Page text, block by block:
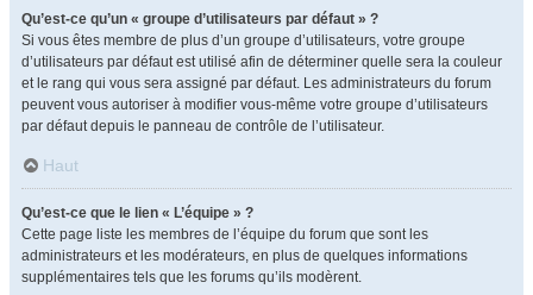
Qu’est-ce qu’un « groupe d’utilisateurs par défaut » ?
Si vous êtes membre de plus d’un groupe d’utilisateurs, votre groupe
d’utilisateurs par défaut est utilisé afin de déterminer quelle sera la couleur
et le rang qui vous sera assigné par défaut. Les administrateurs du forum
peuvent vous autoriser à modifier vous-même votre groupe d’utilisateurs
par défaut depuis le panneau de contrôle de l’utilisateur.
Haut
Qu’est-ce que le lien « L’équipe » ?
Cette page liste les membres de l’équipe du forum que sont les
administrateurs et les modérateurs, en plus de quelques informations
supplémentaires tels que les forums qu’ils modèrent.